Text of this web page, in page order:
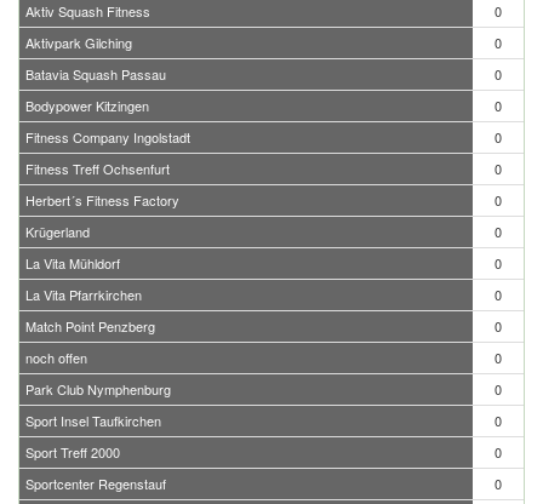
Aktiv Squash Fitness
0
Aktivpark Gilching
0
Batavia Squash Passau
0
Bodypower Kitzingen
0
Fitness Company Ingolstadt
0
Fitness Treff Ochsenfurt
0
Herbert´s Fitness Factory
0
Krügerland
0
La Vita Mühldorf
0
La Vita Pfarrkirchen
0
Match Point Penzberg
0
noch offen
0
Park Club Nymphenburg
0
Sport Insel Taufkirchen
0
Sport Treff 2000
0
Sportcenter Regenstauf
0